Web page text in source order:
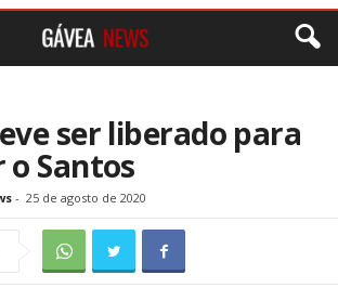
ser liberado para
Santos
- 25 de agosto de 2020